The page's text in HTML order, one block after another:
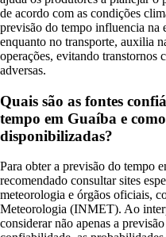
de acordo com as condições
previsão do tempo influencia na
enquanto no transporte, auxilia
operações, evitando transtornos
adversas.
Quais são as fontes
tempo em Guaíba e
disponibilizadas?
Para obter a previsão do tempo
recomendado consultar sites
meteorologia e órgãos oficiais,
Meteorologia (INMET). Ao
considerar não apenas a